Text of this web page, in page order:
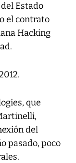
Estado
el contrato
Hacking
que
del
pasado, poco